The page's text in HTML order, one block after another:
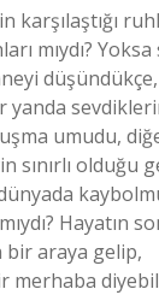
karşılaştığı
mıydı?
yanda
umudu,
sınırlı olduğu
dünyada
Hayatın
araya gelip,
merhaba